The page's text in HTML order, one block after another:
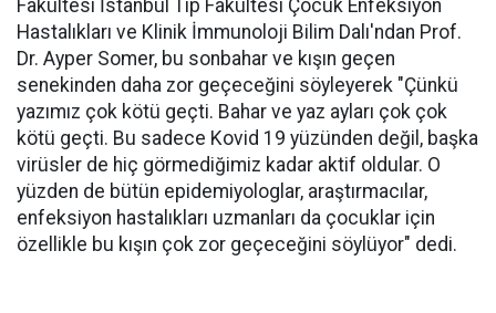
Fakültesi İstanbul Tıp Fakültesi Çocuk Enfeksiyon
Hastalıkları ve Klinik İmmunoloji Bilim Dalı'ndan Prof.
Dr. Ayper Somer, bu sonbahar ve kışın geçen
senekinden daha zor geçeceğini söyleyerek "Çünkü
yazımız çok kötü geçti. Bahar ve yaz ayları çok çok
kötü geçti. Bu sadece Kovid 19 yüzünden değil, başka
virüsler de hiç görmediğimiz kadar aktif oldular. O
yüzden de bütün epidemiyologlar, araştırmacılar,
enfeksiyon hastalıkları uzmanları da çocuklar için
özellikle bu kışın çok zor geçeceğini söylüyor" dedi.